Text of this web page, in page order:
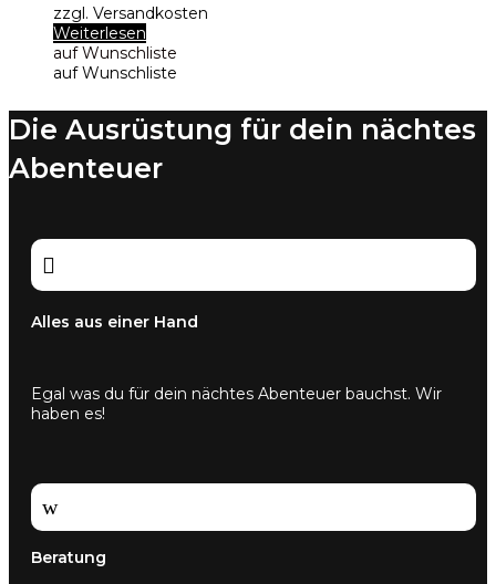
zzgl. Versandkosten
Weiterlesen
auf Wunschliste
auf Wunschliste
Die Ausrüstung für dein nächtes
Abenteuer

Alles aus einer Hand
Egal was du für dein nächtes Abenteuer bauchst. Wir
haben es!
w
Beratung